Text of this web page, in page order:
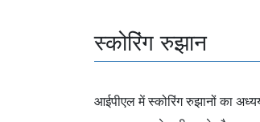
स्कोरिंग रुझान
आईपीएल में स्कोरिंग रुझानों का